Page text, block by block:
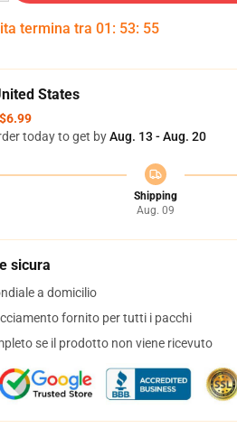
termina tra 01 : 53: 54
States
$6.99
today to get byAug. 13 - Aug. 20
Shipping
Aug. 09
sicura
a domicilio
fornito per tutti i pacchi
se il prodotto non viene ricevuto